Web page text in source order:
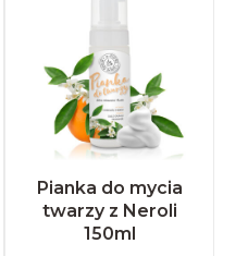
Pianka do mycia
twarzy z Neroli
150ml